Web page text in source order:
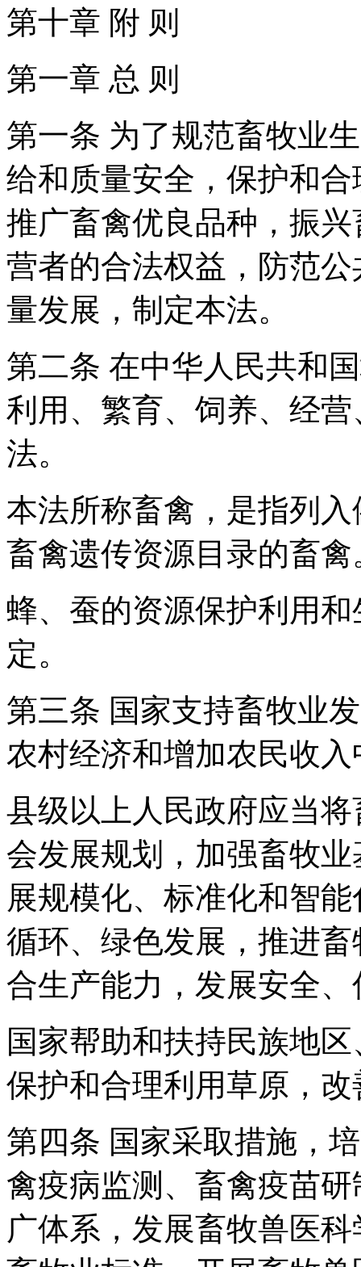
第十章 附 则
第一章 总 则
第一条 为了规范畜牧业
给和质量安全，保护和
推广畜禽优良品种，振
营者的合法权益，防范
量发展，制定本法。
第二条 在中华人民共和
利用、繁育、饲养、经
法。
本法所称畜禽，是指列
畜禽遗传资源目录的畜禽
蜂、蚕的资源保护利用
定。
第三条 国家支持畜牧业
农村经济和增加农民收
县级以上人民政府应当
会发展规划，加强畜牧
展规模化、标准化和智
循环、绿色发展，推进
合生产能力，发展安全
国家帮助和扶持民族地
保护和合理利用草原，
第四条 国家采取措施，
禽疫病监测、畜禽疫苗
广体系，发展畜牧兽医